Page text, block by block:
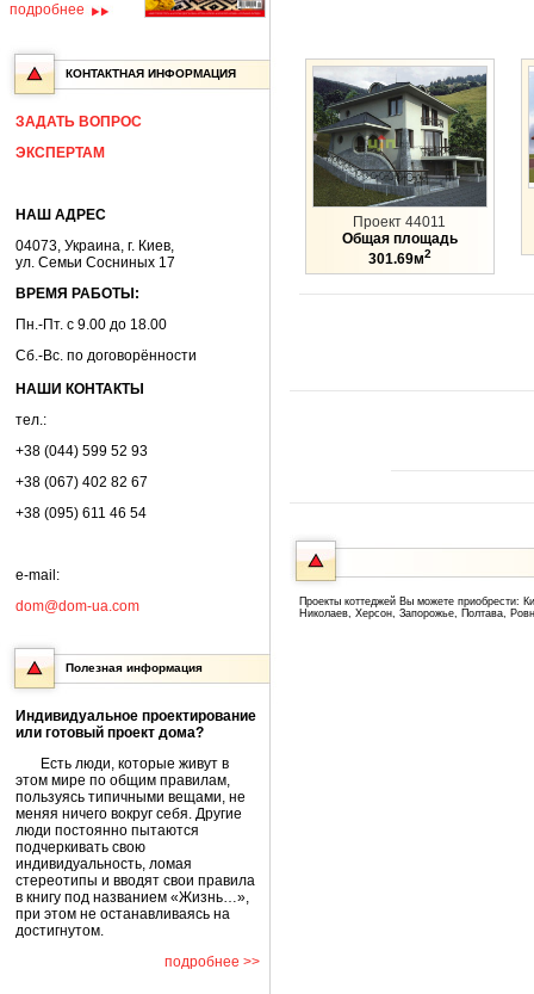
подробнее
КОНТАКТНАЯ ИНФОРМАЦИЯ
ЗАДАТЬ ВОПРОС
ЭКСПЕРТАМ
НАШ АДРЕС
04073, Украина, г. Киев,
ул. Семьи Сосниных 17
ВРЕМЯ РАБОТЫ:
Пн.-Пт. с 9.00 до 18.00
Сб.-Вс. по договорённости
НАШИ КОНТАКТЫ
тел.:
+38 (044) 599 52 93
+38 (067) 402 82 67
+38 (095) 611 46 54
e-mail:
dom@dom-ua.com
Полезная информация
Индивидуальное проектирование
или готовый проект дома?
Есть люди, которые живут в
этом мире по общим правилам,
пользуясь типичными вещами, не
меняя ничего вокруг себя. Другие
люди постоянно пытаются
подчеркивать свою
индивидуальность, ломая
стереотипы и вводят свои правила
в книгу под названием «Жизнь…»,
при этом не останавливаясь на
достигнутом.
подробнее >>
Проект 44011
Общая площадь
301.69м2
Проекты коттеджей Вы можете приобрести:
Николаев, Херсон, Запорожье, Полтава,